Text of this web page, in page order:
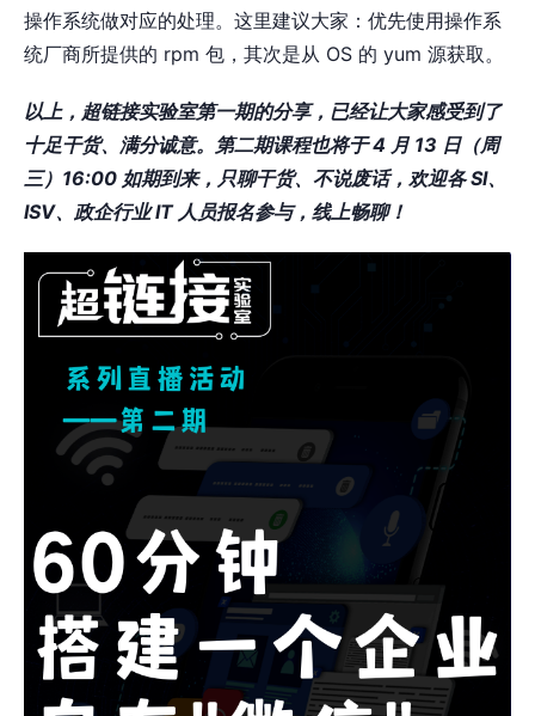
操作系统做对应的处理。这里建议⼤家：优先使⽤操作系
统⼚商所提供的 rpm 包，其次是从 OS 的 yum 源获取。
以上，超链接实验室第一期的分享，已经让大家感受到了
十足干货、满分诚意。第二期课程也将于 4 月 13 日（周
三）16:00 如期到来，只聊干货、不说废话，欢迎各 SI、
ISV、政企行业 IT 人员报名参与，线上畅聊！